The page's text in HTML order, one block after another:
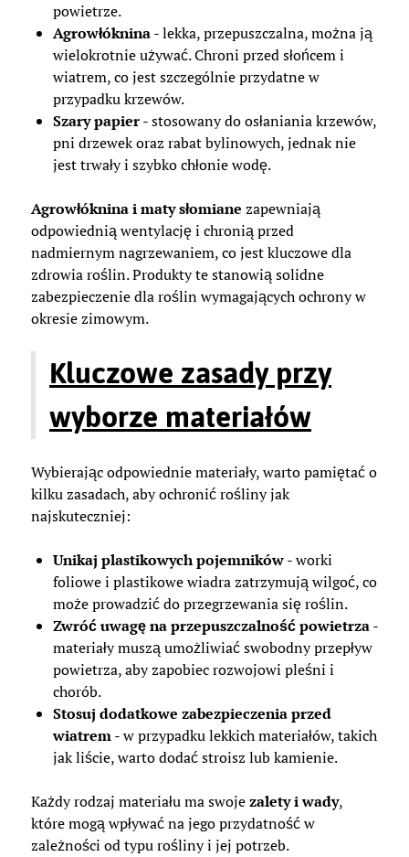
powietrze.
Agrowłóknina- lekka, przepuszczalna, można ją
wielokrotnie używać. Chroni przed słońcem i
wiatrem, co jest szczególnie przydatne w
przypadku krzewów.
Szary papier- stosowany do osłaniania krzewów,
pni drzewek oraz rabat bylinowych, jednak nie
jest trwały i szybko chłonie wodę.
Agrowłóknina i maty słomiane zapewniają
odpowiednią wentylację i chronią przed
nadmiernym nagrzewaniem, co jest kluczowe dla
zdrowia roślin. Produkty te stanowią solidne
zabezpieczenie dla roślin wymagających ochrony w
okresie zimowym.
Kluczowe zasady przy
wyborze materiałów
Wybierając odpowiednie materiały, warto pamiętać o
kilku zasadach, aby ochronić rośliny jak
najskuteczniej:
Unikaj plastikowych pojemników- worki
foliowe i plastikowe wiadra zatrzymują wilgoć, co
może prowadzić do przegrzewania się roślin.
Zwróć uwagę na przepuszczalność powietrza-
materiały muszą umożliwiać swobodny przepływ
powietrza, aby zapobiec rozwojowi pleśni i
chorób.
Stosuj dodatkowe zabezpieczenia przed
wiatrem- w przypadku lekkich materiałów, takich
jak liście, warto dodać stroisz lub kamienie.
Każdy rodzaj materiału ma swojezalety i wady,
które mogą wpływać na jego przydatność w
zależności od typu rośliny i jej potrzeb.